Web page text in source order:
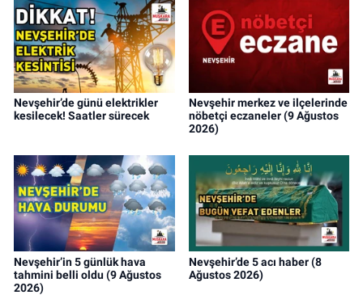
Nevşehir’de günü elektrikler
kesilecek! Saatler sürecek
Nevşehir merkez ve ilçelerinde
nöbetçi eczaneler (9 Ağustos
2026)
Nevşehir’in 5 günlük hava
tahmini belli oldu (9 Ağustos
2026)
Nevşehir’de 5 acı haber (8
Ağustos 2026)